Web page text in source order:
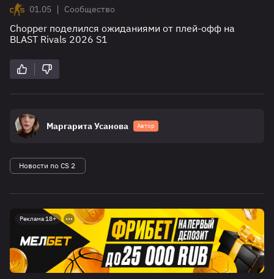
01.05 | Сообщество
Chopper поделился ожиданиями от плей-офф на
BLAST Rivals 2026 S1
Маргарита Усанова Автор
Новости по CS 2
Реклама 18+